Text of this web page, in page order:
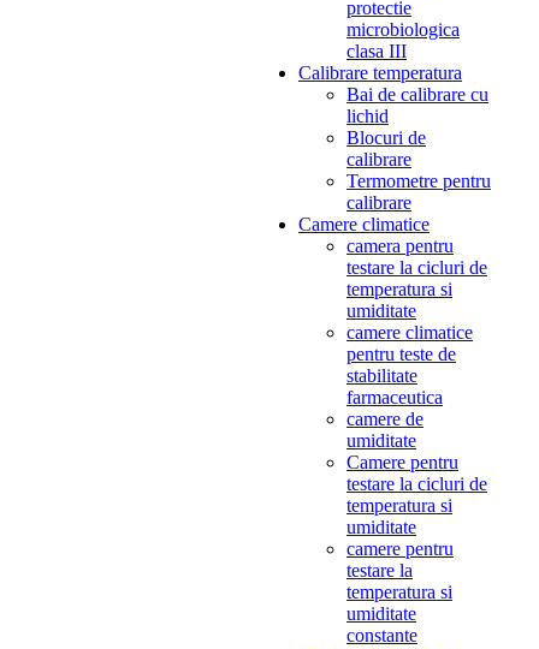
protectie
microbiologica
clasa III
Calibrare temperatura
Bai de calibrare cu
lichid
Blocuri de
calibrare
Termometre pentru
calibrare
Camere climatice
camera pentru
testare la cicluri de
temperatura si
umiditate
camere climatice
pentru teste de
stabilitate
farmaceutica
camere de
umiditate
Camere pentru
testare la cicluri de
temperatura si
umiditate
camere pentru
testare la
temperatura si
umiditate
constante